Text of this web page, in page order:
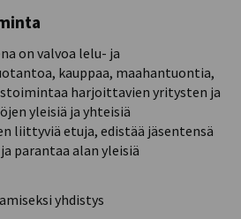
on valvoa lelu- ja
kauppaa, maahantuontia,
harjoittavien yritysten ja
yleisiä ja yhteisiä
liittyviä etuja, edistää jäsentensä
parantaa alan yleisiä
yhdistys